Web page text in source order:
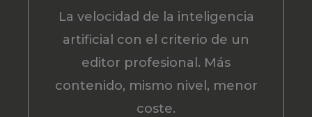
La velocidad de la inteligencia
artificial con el criterio de un
editor profesional. Más
contenido, mismo nivel, menor
coste.